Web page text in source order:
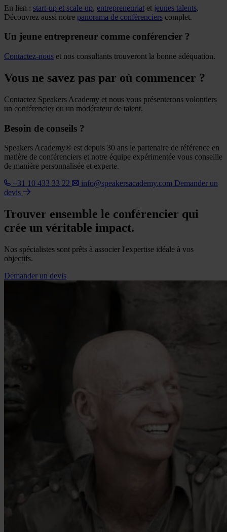
En lien : start-up et scale-up, entrepreneuriat et jeunes talents.
Découvrez aussi notre panorama de conférenciers complet.
Un jeune entrepreneur comme conférencier ?
Contactez-nous et nos consultants trouveront la bonne adéquation.
Vous ne savez pas par où commencer ?
Contactez Speakers Academy et nous vous présenterons volontiers
un conférencier ou un modérateur de talent.
Besoin de conseils ?
Speakers Academy® est depuis 30 ans le partenaire de référence en
matière de conférenciers et notre équipe expérimentée vous conseille
de manière personnalisée et experte.
+31 10 433 33 22
info@speakersacademy.com Demander un
devis
Trouver ensemble le conférencier qui
crée un véritable impact.
Nos spécialistes sont prêts à associer l'expertise idéale à vos
objectifs.
Demander un devis